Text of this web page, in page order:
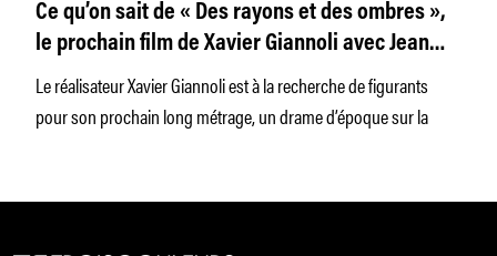
Ce qu’on sait de « Des rayons et des ombres »,
le prochain film de Xavier Giannoli avec Jean
Dujardin
Le réalisateur Xavier Giannoli est à la recherche de figurants
pour son prochain long métrage, un drame d’époque sur la